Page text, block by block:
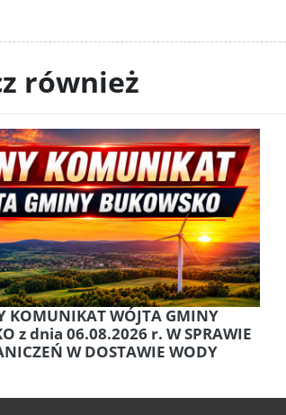
również
KOMUNIKAT WÓJTA GMINY
z dnia 06.08.2026 r. W SPRAWIE
W DOSTAWIE WODY